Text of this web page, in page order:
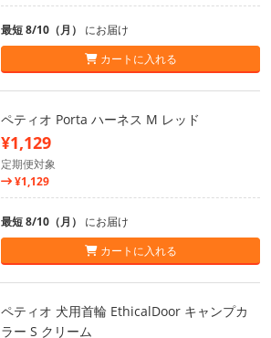
最短 8/10（月） にお届け
カートに入れる
ペティオ Porta ハーネス M レッド
¥1,129
定期便対象
¥1,129
最短 8/10（月） にお届け
カートに入れる
ペティオ 犬用首輪 EthicalDoor キャンプカ
ラー S クリーム